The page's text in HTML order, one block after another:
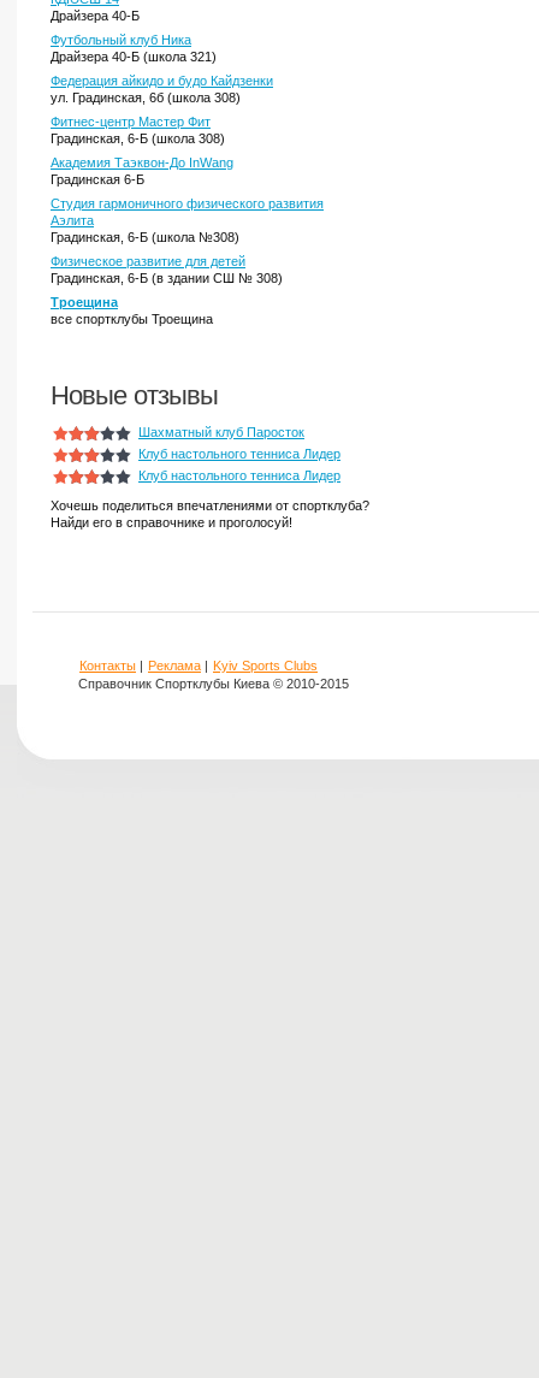
Драйзера 40-Б
Футбольный клуб Ника
Драйзера 40-Б (школа 321)
Федерация айкидо и будо Кайдзенки
ул. Градинская, 6б (школа 308)
Фитнес-центр Мастер Фит
Градинская, 6-Б (школа 308)
Академия Таэквон-До InWang
Градинская 6-Б
Студия гармоничного физического развития
Аэлита
Градинская, 6-Б (школа №308)
Физическое развитие для детей
Градинская, 6-Б (в здании СШ № 308)
Троещина
все спортклубы Троещина
Новые отзывы
Шахматный клуб Паросток
Клуб настольного тенниса Лидер
Клуб настольного тенниса Лидер
Хочешь поделиться впечатлениями от спортклуба?
Найди его в справочнике и проголосуй!
Контакты | Реклама | Kyiv Sports Clubs
Справочник Спортклубы Киева © 2010-2015